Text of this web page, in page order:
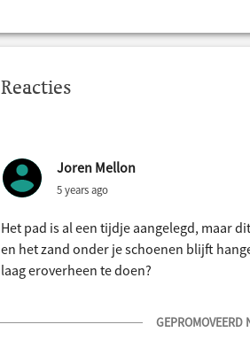
Reacties
Joren Mellon
5 years ago
Het pad is al een tijdje aangelegd, maar
en het zand onder je schoenen blijft
laag eroverheen te doen?